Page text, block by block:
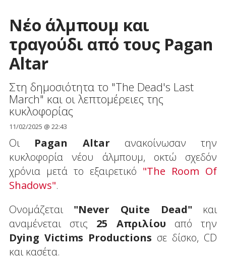
Νέο άλμπουμ και
τραγούδι από τους Pagan
Altar
Στη δημοσιότητα το "The Dead's Last
March" και οι λεπτομέρειες της
κυκλοφορίας
11/02/2025 @ 22:43
Οι Pagan Altar ανακοίνωσαν την
κυκλοφορία νέου άλμπουμ, οκτώ σχεδόν
χρόνια μετά το εξαιρετικό "The Room Of
Shadows".
Ονομάζεται "Never Quite Dead" και
αναμένεται στις 25 Απριλίου από την
Dying Victims Productions σε δίσκο, CD
και κασέτα.